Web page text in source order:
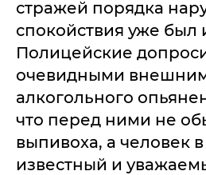
стражей порядка
спокойствия уже
Полицейские
очевидными
алкогольного
что перед ними не
выпивоха, а человек
известный и